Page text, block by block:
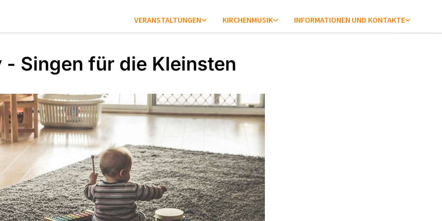
VERANSTALTUNGEN KIRCHENMUSIK INFORMATIONEN UND KONTAKTE
- Singen für die Kleinsten